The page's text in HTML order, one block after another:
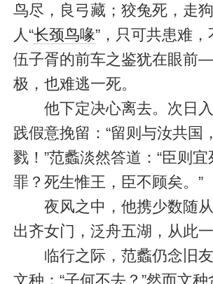
鸟尽，良弓藏；狡兔死，走
人“长颈鸟喙”，只可共患难，
伍子胥的前车之鉴犹在眼前
极，也难逃一死。
他下定决心离去。次日入
践假意挽留：“留则与汝共国
戮！”范蠡淡然答道：“臣则
罪？死生惟王，臣不顾矣。”
夜风之中，他携少数随从
出齐女门，泛舟五湖，从此一
临行之际，范蠡仍念旧友
文种：“子何不去？”然而文